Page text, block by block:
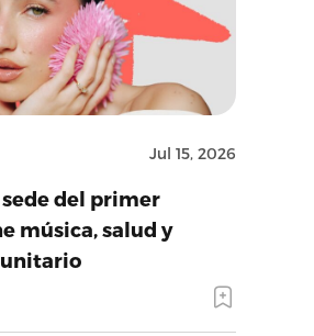
Jul 15, 2026
del primer
música, salud y